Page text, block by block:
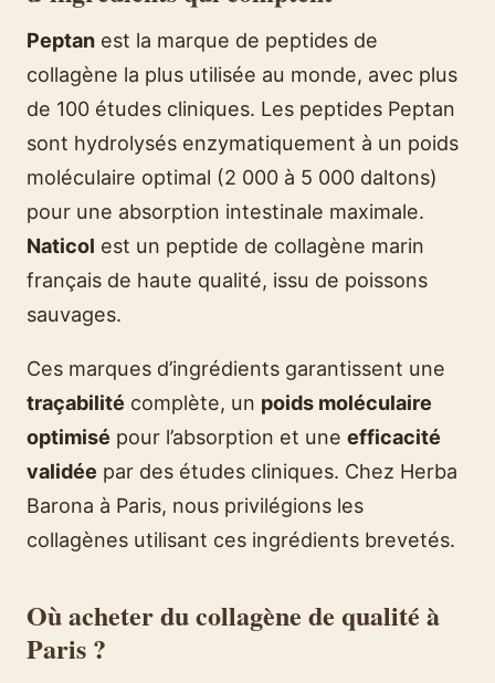
Peptan est la marque de peptides de
collagène la plus utilisée au monde, avec plus
de 100 études cliniques. Les peptides Peptan
sont hydrolysés enzymatiquement à un poids
moléculaire optimal (2 000 à 5 000 daltons)
pour une absorption intestinale maximale.
Naticol est un peptide de collagène marin
français de haute qualité, issu de poissons
sauvages.
Ces marques d’ingrédients garantissent une
traçabilité complète, un poids moléculaire
optimisé pour l’absorption et une efficacité
validée par des études cliniques. Chez Herba
Barona à Paris, nous privilégions les
collagènes utilisant ces ingrédients brevetés.
Où acheter du collagène de qualité à
Paris ?